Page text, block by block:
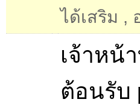
ได้เสริม ,
เจ้าหน้
ต้อนรับ